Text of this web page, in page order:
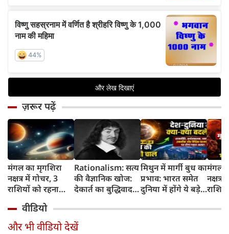
ज़रूर पढ़ें
मंगल का मृगशिरा
नक्षत्र में गोचर, 3
राशियों को रहना
सावधान
Rationalism: सत्य
की वैज्ञानिक खोज:
देकार्त का बुद्धिवाद
का जन्म
मिथुन में मार्गी बुध का
प्रभाव: भारत समेत
दुनिया में होंगे ये बड़े
मंगल
नक्षत्र
किसे
वीडियो
और भी वीडियो देखें